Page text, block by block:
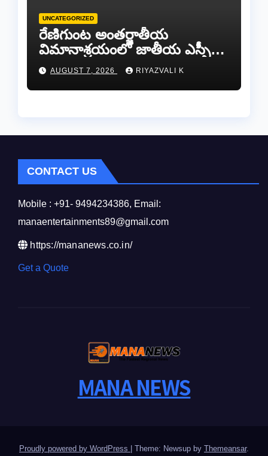
UNCATEGORIZED
రేణిగుంట అంతర్జాతీయ
విమానాశ్రయంలో జాతీయ ఎస్సీ
కమిషన్ చైర్మన్ కిషోర్ మక్వానాకు
ఘన స్వాగతం…​
AUGUST 7, 2026 RIYAZVALI K
CONTACT US
Mobile : +91- 9494234386, Email:
manaentertainments89@gmail.com
https://mananews.co.in/
Get a Quote
MANA NEWS
Proudly powered by WordPress Theme: Newsup by Themeansar.